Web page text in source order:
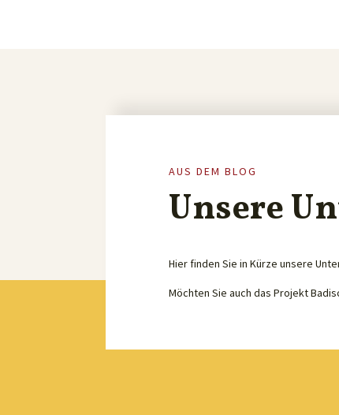
AUS DEM BLOG
Unsere
Hier finden Sie in Kürze unsere
Möchten Sie auch das Projekt